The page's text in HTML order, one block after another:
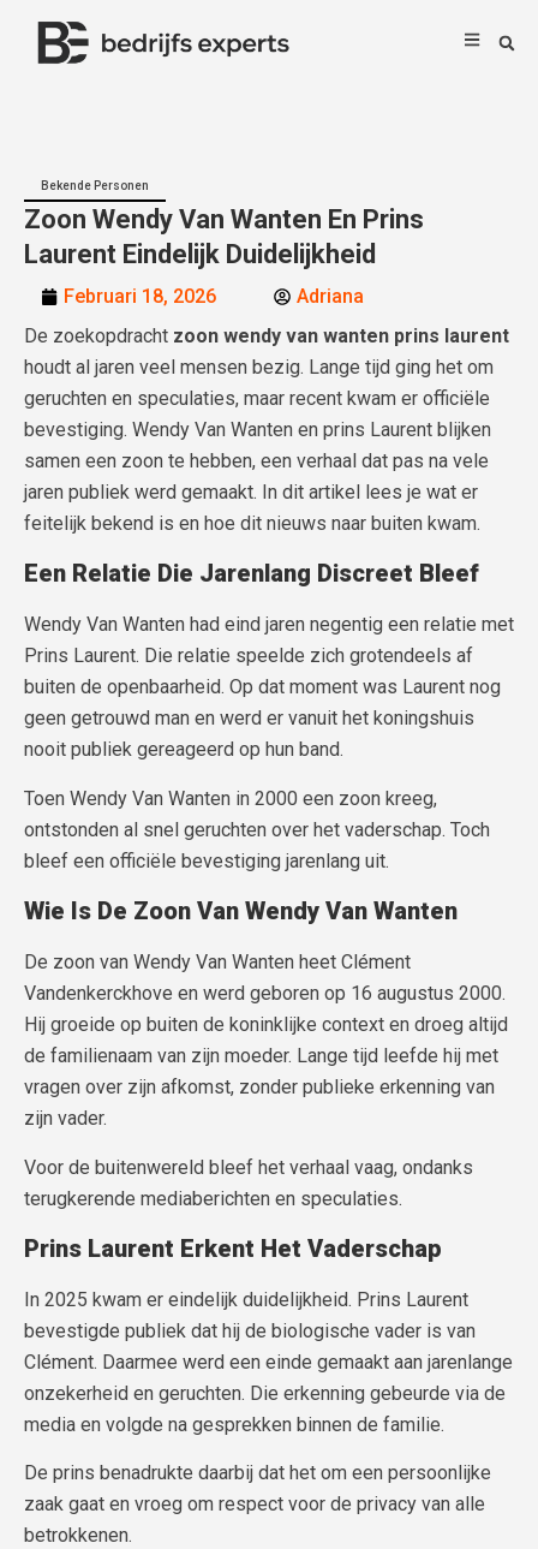
Bekende Personen
Zoon Wendy Van Wanten En Prins
Laurent Eindelijk Duidelijkheid
Februari 18, 2026
Adriana
De zoekopdracht zoon wendy van wanten prins laurent
houdt al jaren veel mensen bezig. Lange tijd ging het om
geruchten en speculaties, maar recent kwam er officiële
bevestiging. Wendy Van Wanten en prins Laurent blijken
samen een zoon te hebben, een verhaal dat pas na vele
jaren publiek werd gemaakt. In dit artikel lees je wat er
feitelijk bekend is en hoe dit nieuws naar buiten kwam.
Een Relatie Die Jarenlang Discreet Bleef
Wendy Van Wanten had eind jaren negentig een relatie met
Prins Laurent. Die relatie speelde zich grotendeels af
buiten de openbaarheid. Op dat moment was Laurent nog
geen getrouwd man en werd er vanuit het koningshuis
nooit publiek gereageerd op hun band.
Toen Wendy Van Wanten in 2000 een zoon kreeg,
ontstonden al snel geruchten over het vaderschap. Toch
bleef een officiële bevestiging jarenlang uit.
Wie Is De Zoon Van Wendy Van Wanten
De zoon van Wendy Van Wanten heet Clément
Vandenkerckhove en werd geboren op 16 augustus 2000.
Hij groeide op buiten de koninklijke context en droeg altijd
de familienaam van zijn moeder. Lange tijd leefde hij met
vragen over zijn afkomst, zonder publieke erkenning van
zijn vader.
Voor de buitenwereld bleef het verhaal vaag, ondanks
terugkerende mediaberichten en speculaties.
Prins Laurent Erkent Het Vaderschap
In 2025 kwam er eindelijk duidelijkheid. Prins Laurent
bevestigde publiek dat hij de biologische vader is van
Clément. Daarmee werd een einde gemaakt aan jarenlange
onzekerheid en geruchten. Die erkenning gebeurde via de
media en volgde na gesprekken binnen de familie.
De prins benadrukte daarbij dat het om een persoonlijke
zaak gaat en vroeg om respect voor de privacy van alle
betrokkenen.